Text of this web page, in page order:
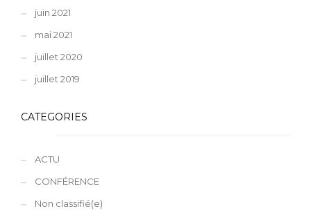
juin 2021
mai 2021
juillet 2020
juillet 2019
CATEGORIES
ACTU
CONFÉRENCE
Non classifié(e)